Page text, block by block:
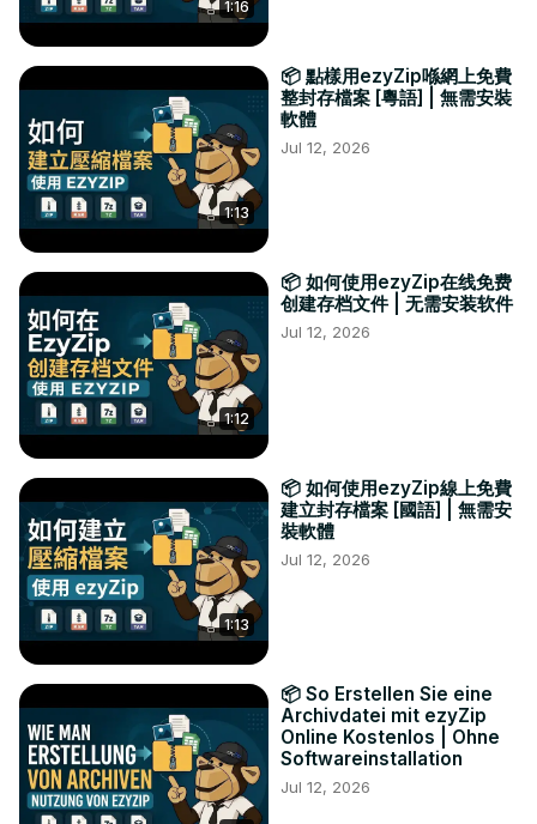
1:16
1:13
📦 點樣用ezyZip喺網上免費
整封存檔案 [粵語] | 無需安裝
軟體
Jul 12, 2026
1:12
📦 如何使用ezyZip在线免费
创建存档文件 | 无需安装软件
Jul 12, 2026
1:13
📦 如何使用ezyZip線上免費
建立封存檔案 [國語] | 無需安
裝軟體
Jul 12, 2026
📦 So Erstellen Sie eine
Archivdatei mit ezyZip
Online Kostenlos | Ohne
Softwareinstallation
Jul 12, 2026